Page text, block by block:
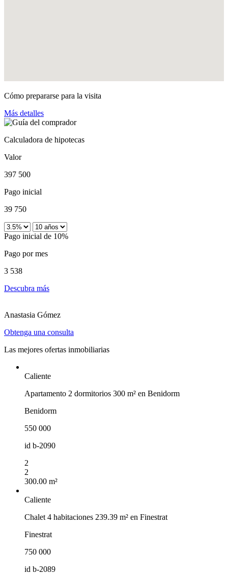
Cómo prepararse para la visita
Más detalles
Calculadora de hipotecas
Valor
397 500
Pago inicial
39 750
Pago inicial de 10%
Pago por mes
3 538
Descubra más
Anastasia Gómez
Obtenga una consulta
Las mejores ofertas inmobiliarias
Caliente
Apartamento 2 dormitorios 300 m² en Benidorm
Benidorm
550 000
id b-2090
2
2
300.00 m²
Caliente
Chalet 4 habitaciones 239.39 m² en Finestrat
Finestrat
750 000
id b-2089